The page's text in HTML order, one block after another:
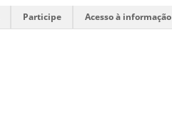
Participe Acesso à informação